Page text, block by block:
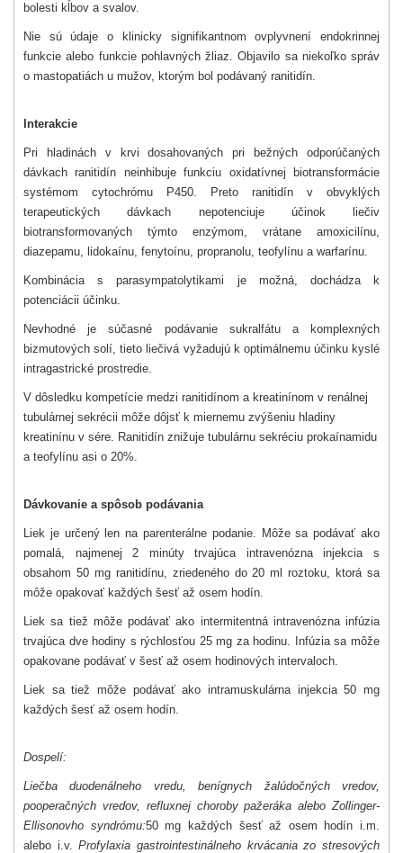
bolesti kĺbov a svalov.
Nie sú údaje o klinicky signifikantnom ovplyvnení endokrinnej
funkcie alebo funkcie pohlavných žliaz. Objavilo sa niekoľko správ
o mastopatiách u mužov, ktorým bol podávaný ranitidín.
Interakcie
Pri hladinách v krvi dosahovaných pri bežných odporúčaných
dávkach ranitidín neinhibuje funkciu oxidatívnej biotransformácie
systémom cytochrómu P450. Preto ranitidín v obvyklých
terapeutických dávkach nepotenciuje účinok liečiv
biotransformovaných týmto enzýmom, vrátane amoxicilínu,
diazepamu, lidokaínu, fenytoínu, propranolu, teofylínu a warfarínu.
Kombinácia s parasympatolytikami je možná, dochádza k
potenciácii účinku.
Nevhodné je súčasné podávanie sukralfátu a komplexných
bizmutových solí, tieto liečivá vyžadujú k optimálnemu účinku kyslé
intragastrické prostredie.
V dôsledku kompetície medzi ranitidínom a kreatinínom v renálnej
tubulárnej sekrécii môže dôjsť k miernemu zvýšeniu hladiny
kreatinínu v sére. Ranitidín znižuje tubulárnu sekréciu prokaínamidu
a teofylínu asi o 20%.
Dávkovanie a spôsob podávania
Liek je určený len na parenterálne podanie. Môže sa podávať ako
pomalá, najmenej 2 minúty trvajúca intravenózna injekcia s
obsahom 50 mg ranitidínu, zriedeného do 20 ml roztoku, ktorá sa
môže opakovať každých šesť až osem hodín.
Liek sa tiež môže podávať ako intermitentná intravenózna infúzia
trvajúca dve hodiny s rýchlosťou 25 mg za hodinu. Infúzia sa môže
opakovane podávať v šesť až osem hodinových intervaloch.
Liek sa tiež môže podávať ako intramuskulárna injekcia 50 mg
každých šesť až osem hodín.
Dospelí:
Liečba duodenálneho vredu, benígnych žalúdočných vredov,
pooperačných vredov, refluxnej choroby pažeráka alebo Zollinger-
Ellisonovho syndrómu:50 mg každých šesť až osem hodín i.m.
alebo i.v.
Profylaxia gastrointestinálneho krvácania zo stresových